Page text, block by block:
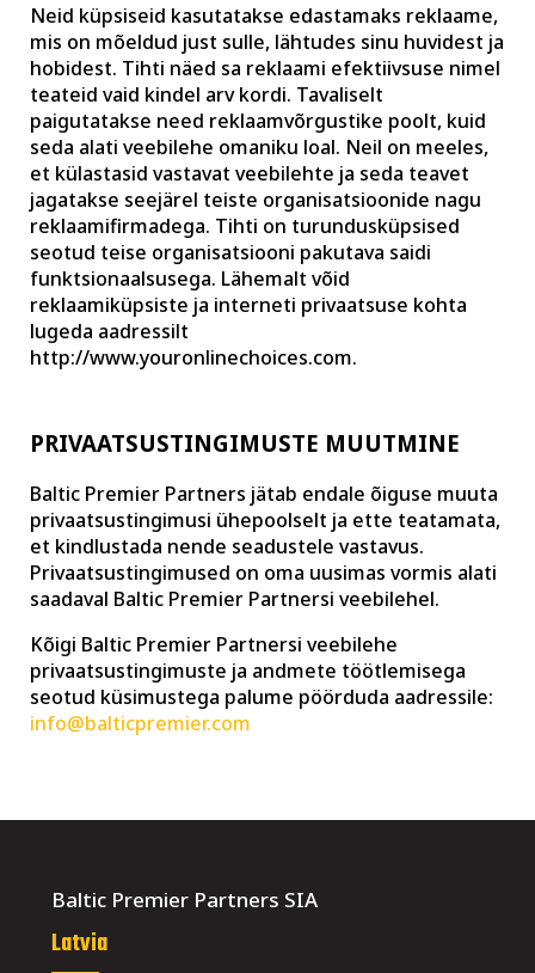
Neid küpsiseid kasutatakse edastamaks reklaame,
mis on mõeldud just sulle, lähtudes sinu huvidest ja
hobidest. Tihti näed sa reklaami efektiivsuse nimel
teateid vaid kindel arv kordi. Tavaliselt
paigutatakse need reklaamvõrgustike poolt, kuid
seda alati veebilehe omaniku loal. Neil on meeles,
et külastasid vastavat veebilehte ja seda teavet
jagatakse seejärel teiste organisatsioonide nagu
reklaamifirmadega. Tihti on turundusküpsised
seotud teise organisatsiooni pakutava saidi
funktsionaalsusega. Lähemalt võid
reklaamiküpsiste ja interneti privaatsuse kohta
lugeda aadressilt
http://www.youronlinechoices.com.
PRIVAATSUSTINGIMUSTE MUUTMINE
Baltic Premier Partners jätab endale õiguse muuta
privaatsustingimusi ühepoolselt ja ette teatamata,
et kindlustada nende seadustele vastavus.
Privaatsustingimused on oma uusimas vormis alati
saadaval Baltic Premier Partnersi veebilehel.
Kõigi Baltic Premier Partnersi veebilehe
privaatsustingimuste ja andmete töötlemisega
seotud küsimustega palume pöörduda aadressile:
info@balticpremier.com
Baltic Premier Partners SIA
Latvia